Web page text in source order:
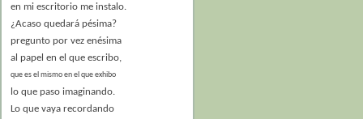
en mi escritorio me instalo.
¿Acaso quedará pésima?
pregunto por vez enésima
al papel en el que escribo,
que es el mismo en el que exhibo
lo que paso imaginando.
Lo que vaya recordando